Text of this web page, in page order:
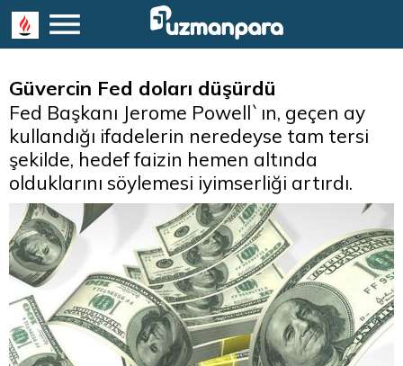
Güvercin Fed doları düşürdü
Fed Başkanı Jerome Powell`ın, geçen ay
kullandığı ifadelerin neredeyse tam tersi
şekilde, hedef faizin hemen altında
olduklarını söylemesi iyimserliği artırdı.